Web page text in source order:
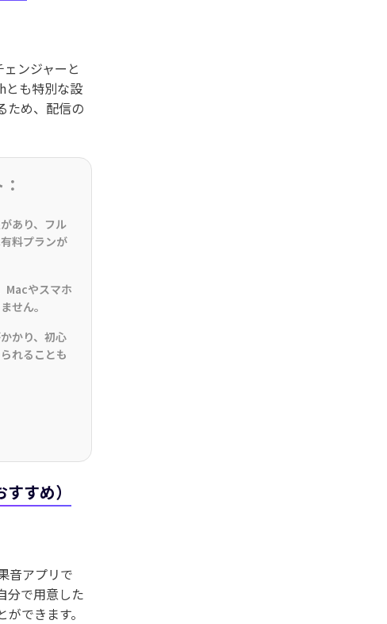
ンジャーと
とも特別な設
ため、配信の
あり、フル
料プランが
Macやスマホ
せん。
かり、初心
れることも
すめ）
音アプリで
分で用意した
できます。